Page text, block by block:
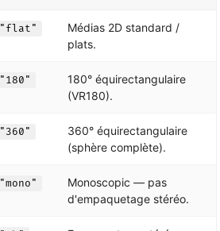
"flat"
Médias 2D standard /
plats.
"180"
180° équirectangulaire
(VR180).
"360"
360° équirectangulaire
(sphère complète).
"mono"
Monoscopic — pas
d'empaquetage stéréo.